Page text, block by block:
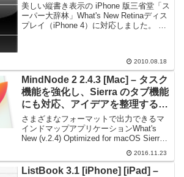
美しい縦書き表示の iPhone 版三省堂「ス
ーパー大辞林」What's New Retinaディス
プレイ（iPhone 4）に対応しました。 マ
2010.08.18
MindNode 2 2.4.3 [Mac] – タスク
機能を強化し、Sierra のタブ機能
にも対応、アイデアを整理するの
に役立つマインドマップアプリケ
ーション
さまざまなフォーマットで出力できるマ
インドマップアプリケーションWhat's
New (v.2.4) Optimized for macOS Sierra
MindNode is fully optimized for macOS
2016.11.23
ListBook 3.1 [iPhone] [iPad] –